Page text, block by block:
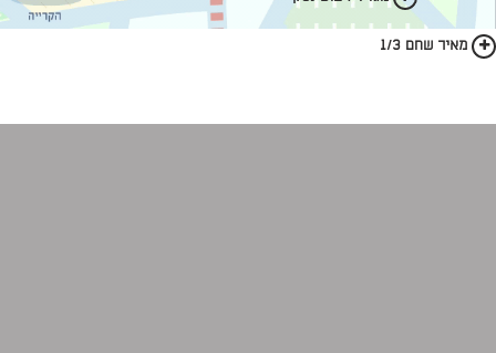
מאיר שחם 1/3